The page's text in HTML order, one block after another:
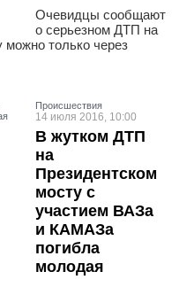
Очевидцы сообщают
о серьезном ДТП на
можно только через
Проиcшествия
14 июля 2016, 10:00
В жутком ДТП
на
Президентском
мосту с
участием ВАЗа
и КАМАЗа
погибла
молодая